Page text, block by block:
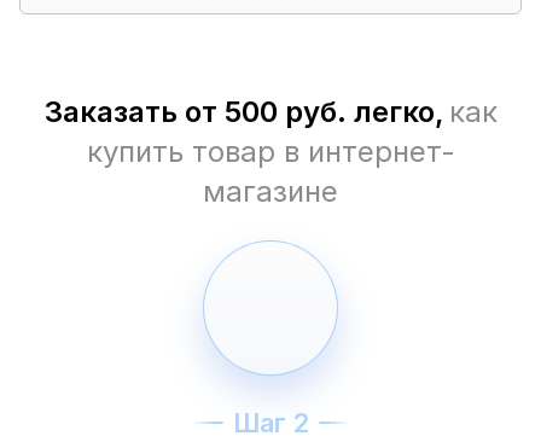
Заказать от 500 руб. легко, как
купить товар в интернет-
магазине
Шаг 2